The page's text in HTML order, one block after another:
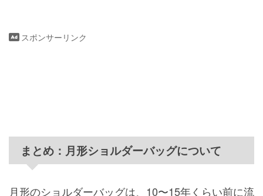
スポンサーリンク
まとめ：月形ショルダーバッグについて
月形のショルダーバッグは、10〜15年くらい前に流